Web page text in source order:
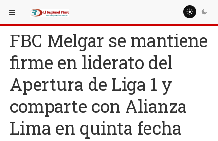
ESTÁ AQUÍ: MISCELANEAS
FBC Melgar se mantiene
firme en liderato del
Apertura de Liga 1 y
comparte con Alianza
Lima en quinta fecha